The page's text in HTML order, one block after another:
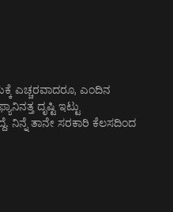
ಎಚ್ಚರವಾದರೂ, ಎಂದಿನ
ದೃಷ್ಟಿ ಇಟ್ಟು
ತಾನೇ ಸರಕಾರಿ ಕೆಲಸದಿಂದ